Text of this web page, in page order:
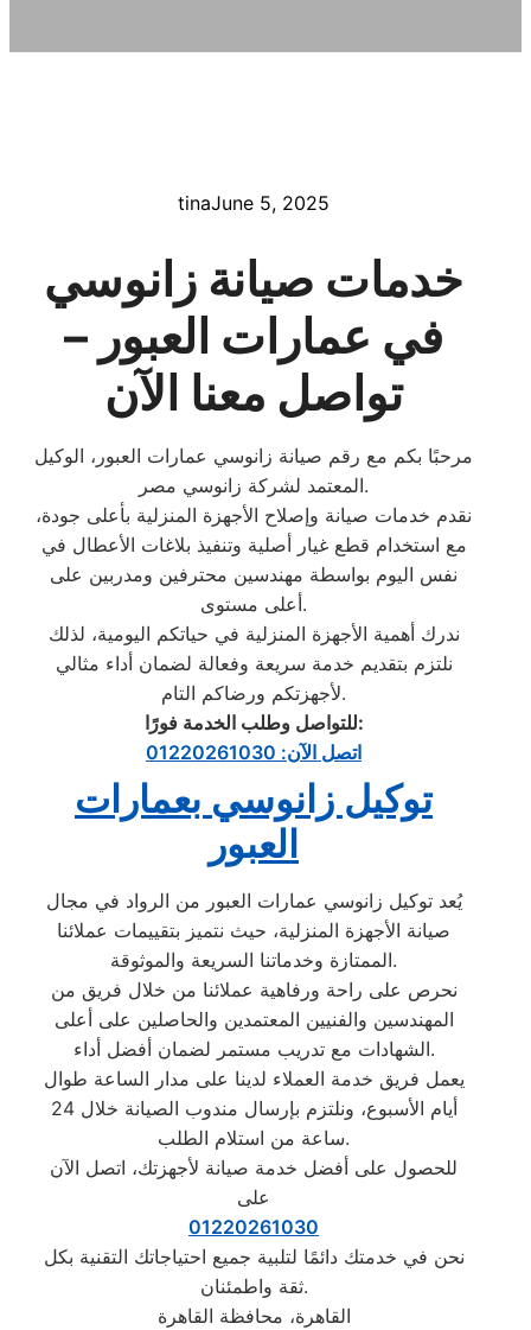
tinaJune 5, 2025
خدمات صيانة زانوسي
في عمارات العبور –
تواصل معنا الآن
مرحبًا بكم مع رقم صيانة زانوسي عمارات العبور، الوكيل
المعتمد لشركة زانوسي مصر.
نقدم خدمات صيانة وإصلاح الأجهزة المنزلية بأعلى جودة،
مع استخدام قطع غيار أصلية وتنفيذ بلاغات الأعطال في
نفس اليوم بواسطة مهندسين محترفين ومدربين على
أعلى مستوى.
ندرك أهمية الأجهزة المنزلية في حياتكم اليومية، لذلك
نلتزم بتقديم خدمة سريعة وفعالة لضمان أداء مثالي
لأجهزتكم ورضاكم التام.
للتواصل وطلب الخدمة فورًا:
اتصل الآن: 01220261030
توكيل زانوسي بعمارات
العبور
يُعد توكيل زانوسي عمارات العبور من الرواد في مجال
صيانة الأجهزة المنزلية، حيث نتميز بتقييمات عملائنا
الممتازة وخدماتنا السريعة والموثوقة.
نحرص على راحة ورفاهية عملائنا من خلال فريق من
المهندسين والفنيين المعتمدين والحاصلين على أعلى
الشهادات مع تدريب مستمر لضمان أفضل أداء.
يعمل فريق خدمة العملاء لدينا على مدار الساعة طوال
أيام الأسبوع، ونلتزم بإرسال مندوب الصيانة خلال 24
ساعة من استلام الطلب.
للحصول على أفضل خدمة صيانة لأجهزتك، اتصل الآن
على
01220261030
نحن في خدمتك دائمًا لتلبية جميع احتياجاتك التقنية بكل
ثقة واطمئنان.
القاهرة، محافظة القاهرة